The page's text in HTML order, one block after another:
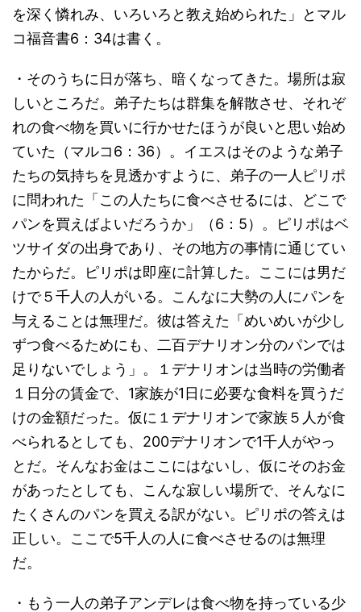
を深く憐れみ、いろいろと教え始められた」とマル
コ福音書6：34は書く。
・そのうちに日が落ち、暗くなってきた。場所は寂
しいところだ。弟子たちは群集を解散させ、それぞ
れの食べ物を買いに行かせたほうが良いと思い始め
ていた（マルコ6：36）。イエスはそのような弟子
たちの気持ちを見透かすように、弟子の一人ピリポ
に問われた「この人たちに食べさせるには、どこで
パンを買えばよいだろうか」（6：5）。ピリポはベ
ツサイダの出身であり、その地方の事情に通じてい
たからだ。ピリポは即座に計算した。ここには男だ
けで５千人の人がいる。こんなに大勢の人にパンを
与えることは無理だ。彼は答えた「めいめいが少し
ずつ食べるためにも、二百デナリオン分のパンでは
足りないでしょう」。１デナリオンは当時の労働者
１日分の賃金で、1家族が1日に必要な食料を買うだ
けの金額だった。仮に１デナリオンで家族５人が食
べられるとしても、200デナリオンで1千人がやっ
とだ。そんなお金はここにはないし、仮にそのお金
があったとしても、こんな寂しい場所で、そんなに
たくさんのパンを買える訳がない。ピリポの答えは
正しい。ここで5千人の人に食べさせるのは無理
だ。
・もう一人の弟子アンデレは食べ物を持っている少